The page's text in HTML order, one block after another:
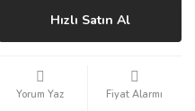
Hızlı Satın Al
Yorum Yaz Fiyat Alarmı